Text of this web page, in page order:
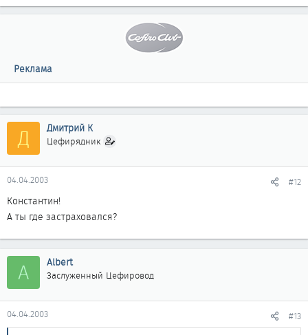
образом оформлен.
Реклама
Д Дмитрий К
Цефирядник
04.04.2003 #12
Константин!
А ты где застраховался?
A Albert
Заслуженный Цефировод
04.04.2003 #13